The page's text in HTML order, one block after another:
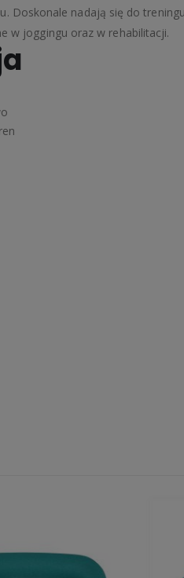
Doskonale nadają się do
w joggingu oraz w rehabilitacji.